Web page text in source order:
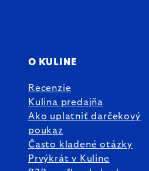
O KULINE
Recenzie
Kulina predajňa
Ako uplatniť darčekový
poukaz
Často kladené otázky
Prvýkrát v Kuline